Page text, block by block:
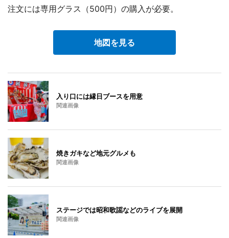
注文には専用グラス（500円）の購入が必要。
地図を見る
入り口には縁日ブースを用意
関連画像
焼きガキなど地元グルメも
関連画像
ステージでは昭和歌謡などのライブを展開
関連画像